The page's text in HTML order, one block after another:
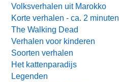
Volksverhalen uit Marokko
Korte verhalen - ca. 2 minuten
The Walking Dead
Verhalen voor kinderen
Soorten verhalen
Het kattenparadijs
Legenden